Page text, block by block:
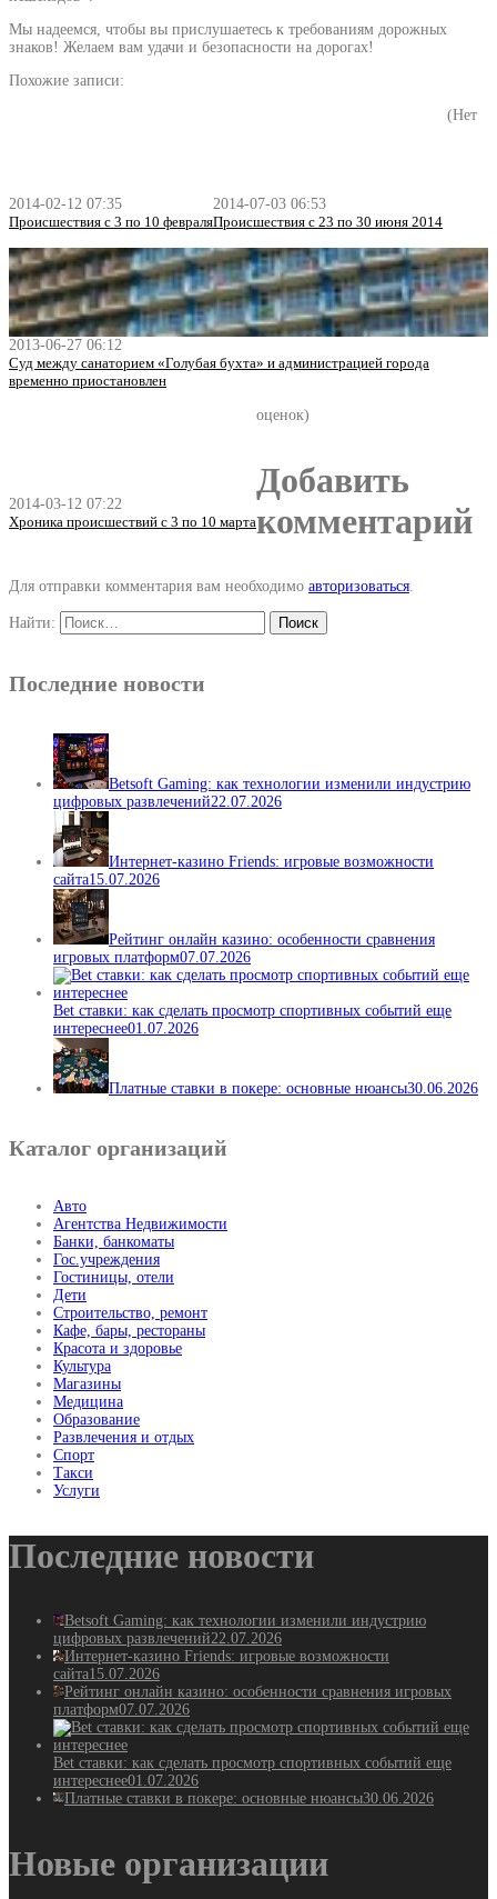
Мы надеемся, чтобы вы прислушаетесь к требованиям дорожных
знаков! Желаем вам удачи и безопасности на дорогах!
Похожие записи:
2014-02-12 07:35
Происшествия с 3 по 10 февраля
2014-07-03 06:53
Происшествия с 23 по 30 июня 2014
2013-06-27 06:12
Суд между санаторием «Голубая бухта» и администрацией города
временно приостановлен
2014-03-12 07:22
Хроника происшествий с 3 по 10 марта
(Нет
оценок)
Добавить
комментарий
Для отправки комментария вам необходимо авторизоваться
Найти:
Последние новости
Betsoft Gaming: как технологии изменили индустрию
цифровых развлечений22.07.2026
Интернет-казино Friends: игровые возможности
сайта15.07.2026
Рейтинг онлайн казино: особенности сравнения
игровых платформ07.07.2026
Bet ставки: как сделать просмотр спортивных событий еще
интереснее01.07.2026
Платные ставки в покере: основные нюансы30.06.2026
Каталог организаций
Авто
Агентства Недвижимости
Банки, банкоматы
Гос.учреждения
Гостиницы, отели
Дети
Строительство, ремонт
Кафе, бары, рестораны
Красота и здоровье
Культура
Магазины
Медицина
Образование
Развлечения и отдых
Спорт
Такси
Услуги
Последние новости
Betsoft Gaming: как технологии изменили индустрию
цифровых развлечений22.07.2026
Интернет-казино Friends: игровые возможности
сайта15.07.2026
Рейтинг онлайн казино: особенности сравнения игровых
платформ07.07.2026
Bet ставки: как сделать просмотр спортивных событий еще
интереснее01.07.2026
Платные ставки в покере: основные нюансы30.06.2026
Новые организации